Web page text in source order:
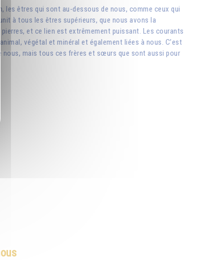
les êtres qui sont au-dessous de nous, comme ceux qui
à tous les êtres supérieurs, que nous avons la
et ce lien est extrêmement puissant. Les courants
végétal et minéral et également liées à nous. C’est
nous, mais tous ces frères et sœurs que sont aussi pour